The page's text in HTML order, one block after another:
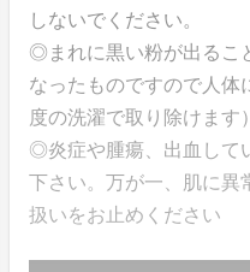
しないでください。
◎まれに黒い粉が出るこ
なったものですので人体
度の洗濯で取り除けます）
◎炎症や腫瘍、出血して
下さい。万が一、肌に異
扱いをお止めください